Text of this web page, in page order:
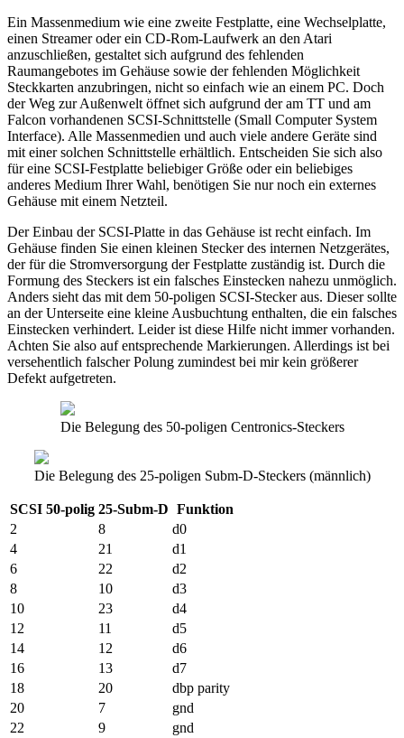
Ein Massenmedium wie eine zweite Festplatte, eine Wechselplatte,
einen Streamer oder ein CD-Rom-Laufwerk an den Atari
anzuschließen, gestaltet sich aufgrund des fehlenden
Raumangebotes im Gehäuse sowie der fehlenden Möglichkeit
Steckkarten anzubringen, nicht so einfach wie an einem PC. Doch
der Weg zur Außenwelt öffnet sich aufgrund der am TT und am
Falcon vorhandenen SCSI-Schnittstelle (Small Computer System
Interface). Alle Massenmedien und auch viele andere Geräte sind
mit einer solchen Schnittstelle erhältlich. Entscheiden Sie sich also
für eine SCSI-Festplatte beliebiger Größe oder ein beliebiges
anderes Medium Ihrer Wahl, benötigen Sie nur noch ein externes
Gehäuse mit einem Netzteil.
Der Einbau der SCSI-Platte in das Gehäuse ist recht einfach. Im
Gehäuse finden Sie einen kleinen Stecker des internen Netzgerätes,
der für die Stromversorgung der Festplatte zuständig ist. Durch die
Formung des Steckers ist ein falsches Einstecken nahezu unmöglich.
Anders sieht das mit dem 50-poligen SCSI-Stecker aus. Dieser sollte
an der Unterseite eine kleine Ausbuchtung enthalten, die ein falsches
Einstecken verhindert. Leider ist diese Hilfe nicht immer vorhanden.
Achten Sie also auf entsprechende Markierungen. Allerdings ist bei
versehentlich falscher Polung zumindest bei mir kein größerer
Defekt aufgetreten.
Die Belegung des 50-poligen Centronics-Steckers
Die Belegung des 25-poligen Subm-D-Steckers (männlich)
SCSI 50-polig 25-Subm-D Funktion
2
8
d0
4
21
d1
6
22
d2
8
10
d3
10
23
d4
12
11
d5
14
12
d6
16
13
d7
18
20
dbp parity
20
7
gnd
22
9
gnd